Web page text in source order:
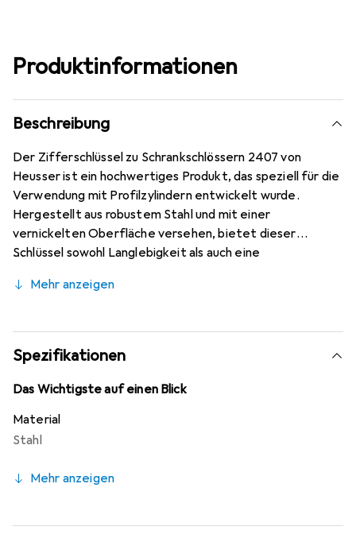
Produktinformationen
Beschreibung
Der Zifferschlüssel zu Schrankschlössern 2407 von
Heusser ist ein hochwertiges Produkt, das speziell für die
Verwendung mit Profilzylindern entwickelt wurde.
Hergestellt aus robustem Stahl und mit einer
vernickelten Oberfläche versehen, bietet dieser
Schlüssel sowohl Langlebigkeit als auch eine
2 konzipiert und eignet sich ideal für verschiedene
erforderlich sind. Mit einem Durchmesser von 7,5
Millimetern und einer Länge von 75 Millimetern passt der
Schlüssel problemlos in die meisten Standard-
Schliesszylinder. Hergestellt in der Schweiz, steht der
unverzichtbares Zubehör für alle, die Wert auf Sicherheit
und Funktionalität legen.
Mehr anzeigen
Spezifikationen
Das Wichtigste auf einen Blick
Material
Stahl
Mehr anzeigen